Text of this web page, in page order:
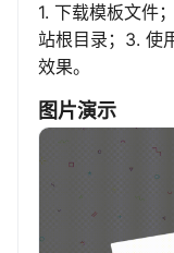
1. 下载模板文件
站根目录；3. 使
效果。
图片演示